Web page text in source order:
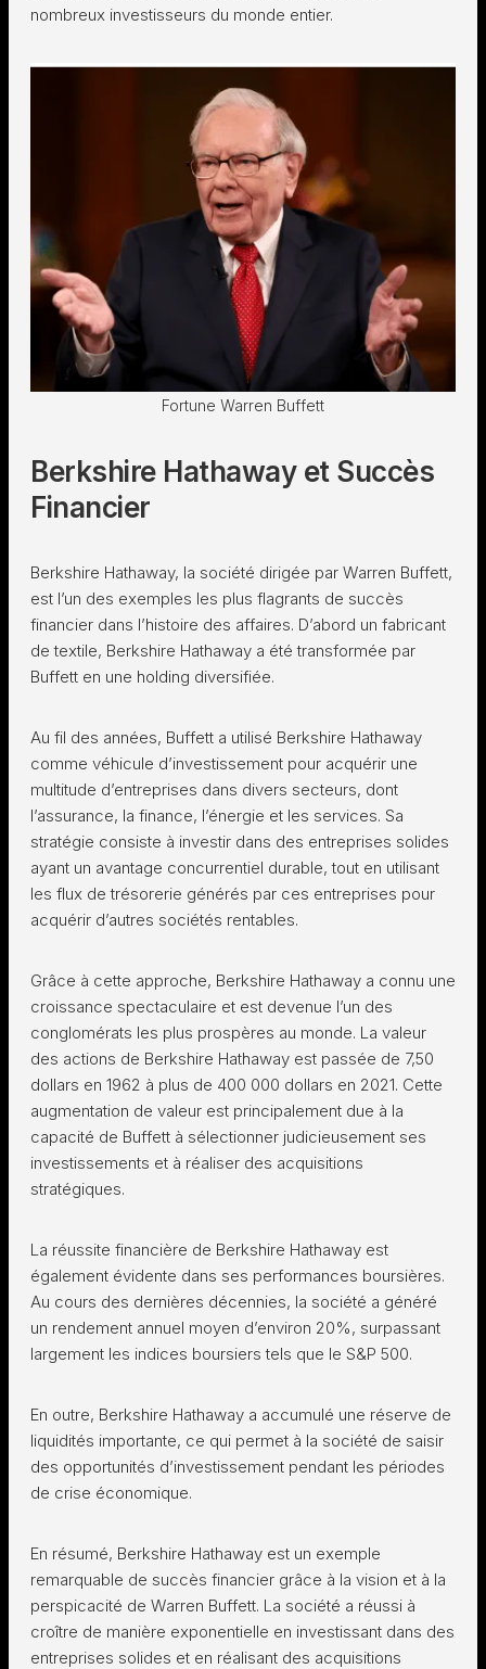
nombreux investisseurs du monde entier.
Fortune Warren Buffett
Berkshire Hathaway et Succès
Financier
Berkshire Hathaway, la société dirigée par Warren Buffett,
est l’un des exemples les plus flagrants de succès
financier dans l’histoire des affaires. D’abord un fabricant
de textile, Berkshire Hathaway a été transformée par
Buffett en une holding diversifiée.
Au fil des années, Buffett a utilisé Berkshire Hathaway
comme véhicule d’investissement pour acquérir une
multitude d’entreprises dans divers secteurs, dont
l’assurance, la finance, l’énergie et les services. Sa
stratégie consiste à investir dans des entreprises solides
ayant un avantage concurrentiel durable, tout en utilisant
les flux de trésorerie générés par ces entreprises pour
acquérir d’autres sociétés rentables.
Grâce à cette approche, Berkshire Hathaway a connu une
croissance spectaculaire et est devenue l’un des
conglomérats les plus prospères au monde. La valeur
des actions de Berkshire Hathaway est passée de 7,50
dollars en 1962 à plus de 400 000 dollars en 2021. Cette
augmentation de valeur est principalement due à la
capacité de Buffett à sélectionner judicieusement ses
investissements et à réaliser des acquisitions
stratégiques.
La réussite financière de Berkshire Hathaway est
également évidente dans ses performances boursières.
Au cours des dernières décennies, la société a généré
un rendement annuel moyen d’environ 20%, surpassant
largement les indices boursiers tels que le S&P 500.
En outre, Berkshire Hathaway a accumulé une réserve de
liquidités importante, ce qui permet à la société de saisir
des opportunités d’investissement pendant les périodes
de crise économique.
En résumé, Berkshire Hathaway est un exemple
remarquable de succès financier grâce à la vision et à la
perspicacité de Warren Buffett. La société a réussi à
croître de manière exponentielle en investissant dans des
entreprises solides et en réalisant des acquisitions